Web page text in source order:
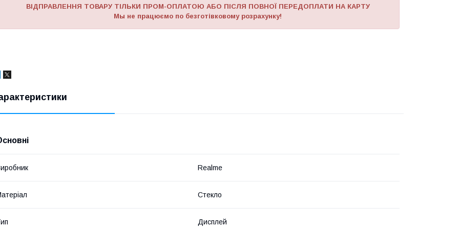
ВІДПРАВЛЕННЯ ТОВАРУ ТІЛЬКИ ПРОМ-ОПЛАТОЮ АБО ПІСЛЯ ПОВНОЇ ПЕРЕДОПЛАТИ НА КАРТУ
Мы не працюємо по безготівковому розрахунку!
Realme
Стекло
Дисплей